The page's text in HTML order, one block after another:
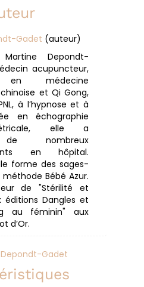
Gadet (auteur)
Depondt-
acupuncteur,
en médecine
et Qi Gong,
à l’hypnose et à
en échographie
elle a
nombreux
en hôpital.
forme des sages-
Bébé Azur.
de "Stérilité et
éditions Dangles et
au féminin" aux
d’Or.
Gadet